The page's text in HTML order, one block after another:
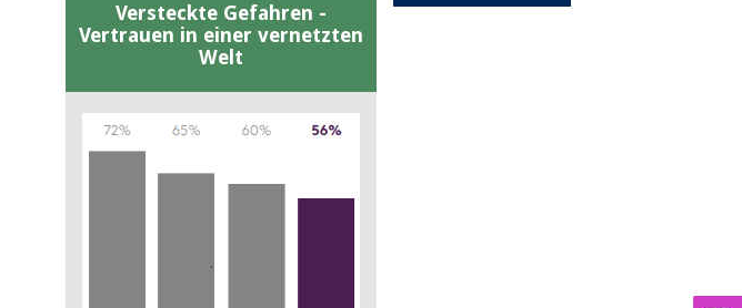
Versteckte Gefahren -
Vertrauen in einer vernetzten
Welt